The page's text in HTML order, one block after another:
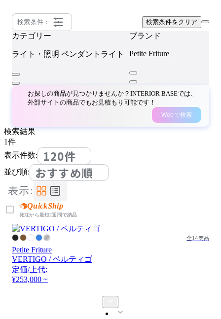
検索条件： 検索条件をクリア
カテゴリー
ライト・照明 ペンダントライト
ブランド
Petite Friture
お探しの商品が見つかりませんか？INTERIOR BASEでは、
外部サイトの商品でもお見積もり可能です！
Webで検索
検索結果
1件
表示件数:
120件
並び順: おすすめ順
表示:
QuickShip
発注から最短2週間で納品
全14商品
Petite Friture
VERTIGO / ベルティゴ
定価/上代:
¥253,000 ~